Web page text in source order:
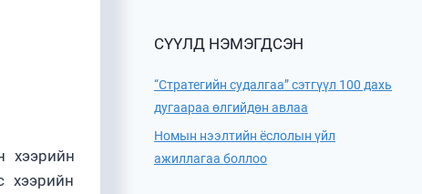
хээрийн
хээрийн
СҮҮЛД НЭМЭГДСЭН
“Стратегийн судалгаа” сэтгүүл 100 дахь
дугаараа өлгийдөн авлаа
Номын нээлтийн ёслолын үйл
ажиллагаа боллоо